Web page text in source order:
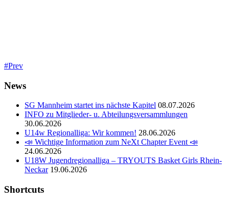
Prev
News
SG Mannheim startet ins nächste Kapitel 08.07.2026
INFO zu Mitglieder- u. Abteilungsversammlungen
30.06.2026
U14w Regionalliga: Wir kommen! 28.06.2026
📣 Wichtige Information zum NeXt Chapter Event 📣
24.06.2026
U18W Jugendregionalliga – TRYOUTS Basket Girls Rhein-
Neckar 19.06.2026
Shortcuts